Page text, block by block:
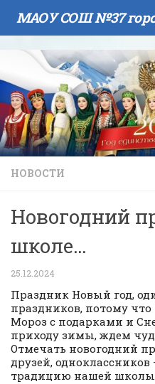
Skip to content
МАОУ СОШ №37
НОВОСТИ
Новогодний
школе…
25.12.2024
Праздник Новый год,
праздников, потому
Мороз с подарками и
приходу зимы, ждем
Отмечать новогодний
друзей, одноклассников
традицию нашей